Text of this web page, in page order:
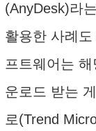
(AnyDesk)라
활용한 사례
프트웨어는
운로드 받는
로(Trend